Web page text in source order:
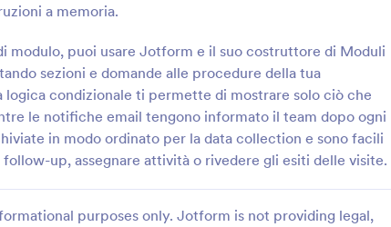
a memoria.
modulo, puoi usare Jotform e il suo costruttore di Moduli
sezioni e domande alle procedure della tua
condizionale ti permette di mostrare solo ciò che
le notifiche email tengono informato il team dopo ogni
in modo ordinato per la data collection e sono facili
up, assegnare attività o rivedere gli esiti delle visite.
purposes only. Jotform is not providing legal,
sui servizi di assistenza
a enti e professionisti
accessibilità
grazie alla data
risposta.
Template
Raccogli e organizza
sospetto maltrattamento o
con il Modulo di segnalazione di
maltrattamento o abuso su
scuole, servizi territoriali e
che gestiscono casi delicati.
Go to Category:
Moduli Relazione
Usa Template